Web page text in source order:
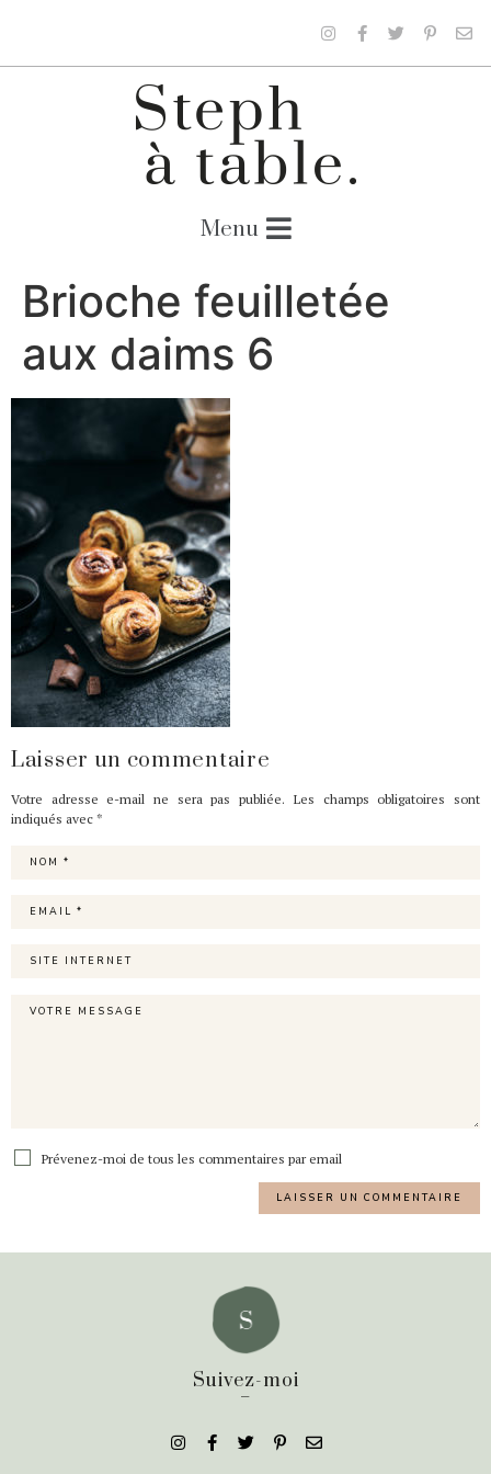
Brioche feuilletée
aux daims 6
Laisser un commentaire
Votre adresse e-mail ne sera pas publiée. Les champs obligatoires sont
indiqués avec *
Prévenez-moi de tous les commentaires par email
Suivez-moi
_